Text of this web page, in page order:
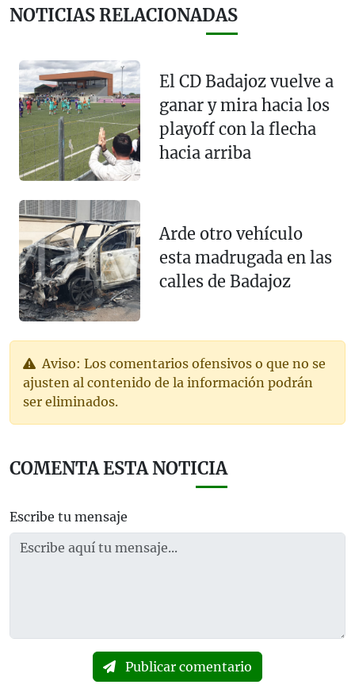
NOTICIAS RELACIONADAS
El CD Badajoz vuelve a
ganar y mira hacia los
playoff con la flecha
hacia arriba
Arde otro vehículo
esta madrugada en las
calles de Badajoz
Aviso: Los comentarios ofensivos o que no se
ajusten al contenido de la información podrán
ser eliminados.
COMENTA ESTA NOTICIA
Escribe tu mensaje
Publicar comentario